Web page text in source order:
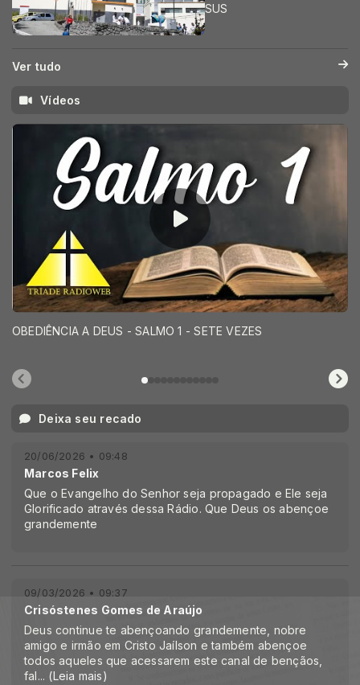
SUS
Ver tudo
Vídeos
OBEDIÊNCIA A DEUS - SALMO 1 - SETE VEZES
Deixa seu recado
Marcos Felix
20/06/2026 • 09:48
Que o Evangelho do Senhor seja propagado e Ele seja
Glorificado através dessa Rádio. Que Deus os abençoe
grandemente
Crisóstenes Gomes de Araújo
09/03/2026 • 09:37
Deus continue te abençoando grandemente, nobre
amigo e irmão em Cristo Jaílson e também abençoe
todos aqueles que acessarem este canal de bençãos,
fal... (Leia mais)